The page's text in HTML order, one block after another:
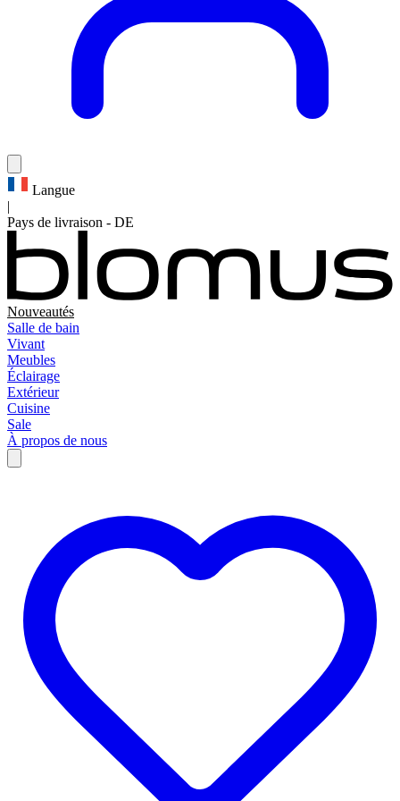
Langue
|
Pays de livraison - DE
Nouveautés
Salle de bain
Vivant
Meubles
Éclairage
Extérieur
Cuisine
Sale
À propos de nous